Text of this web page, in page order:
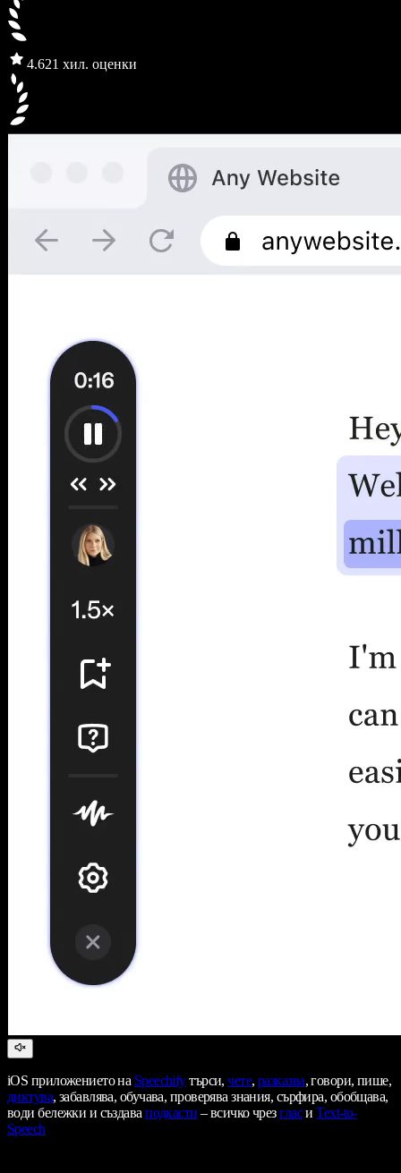
4.621 хил. оценки
iOS приложението на Speechifyтърси,чете, разказва, говори, пише,
диктува, забавлява, обучава, проверява знания, сърфира, обобщава,
води бележки и създаваподкасти – всичко чрезгласиText-to-
Speech